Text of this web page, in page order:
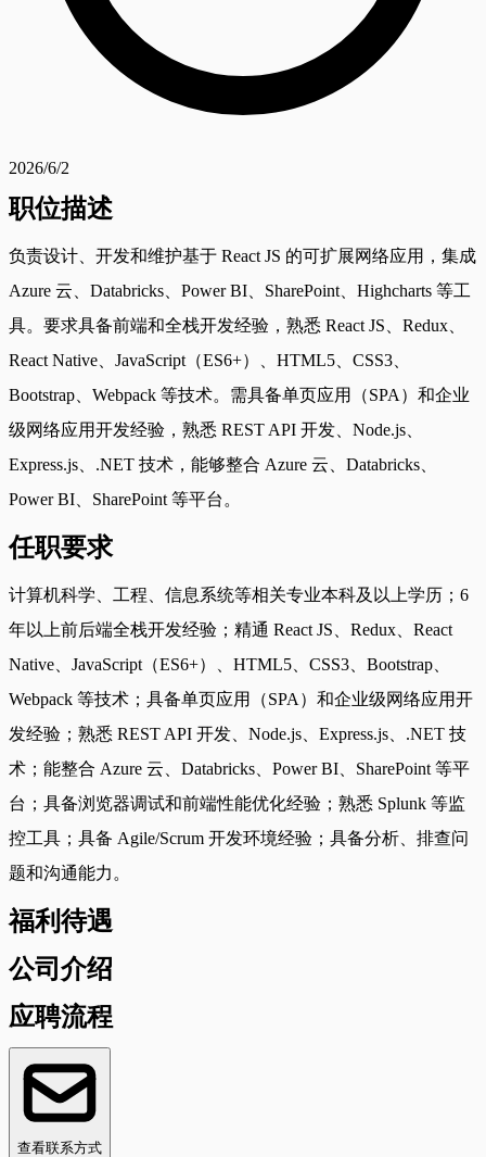
2026/6/2
职位描述
负责设计、开发和维护基于 React JS 的可扩展网络应用，集成
Azure 云、Databricks、Power BI、SharePoint、Highcharts 等工
具。要求具备前端和全栈开发经验，熟悉 React JS、Redux、
React Native、JavaScript（ES6+）、HTML5、CSS3、
Bootstrap、Webpack 等技术。需具备单页应用（SPA）和企业
级网络应用开发经验，熟悉 REST API 开发、Node.js、
Express.js、.NET 技术，能够整合 Azure 云、Databricks、
Power BI、SharePoint 等平台。
任职要求
计算机科学、工程、信息系统等相关专业本科及以上学历；6
年以上前后端全栈开发经验；精通 React JS、Redux、React
Native、JavaScript（ES6+）、HTML5、CSS3、Bootstrap、
Webpack 等技术；具备单页应用（SPA）和企业级网络应用开
发经验；熟悉 REST API 开发、Node.js、Express.js、.NET 技
术；能整合 Azure 云、Databricks、Power BI、SharePoint 等平
台；具备浏览器调试和前端性能优化经验；熟悉 Splunk 等监
控工具；具备 Agile/Scrum 开发环境经验；具备分析、排查问
题和沟通能力。
福利待遇
公司介绍
应聘流程
查看联系方式